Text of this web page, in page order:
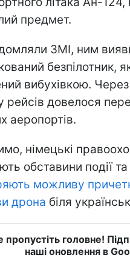
предмет.
ЗМІ, ним
безпілотник,
вибухівкою. Через
рейсів довелося
аеропортів.
німецькі
обставини події та
можливу
дрона біля
пропустіть головне!
наші оновлення в